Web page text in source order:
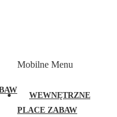
Mobilne Menu
WEWNĘTRZNE
PLACE ZABAW